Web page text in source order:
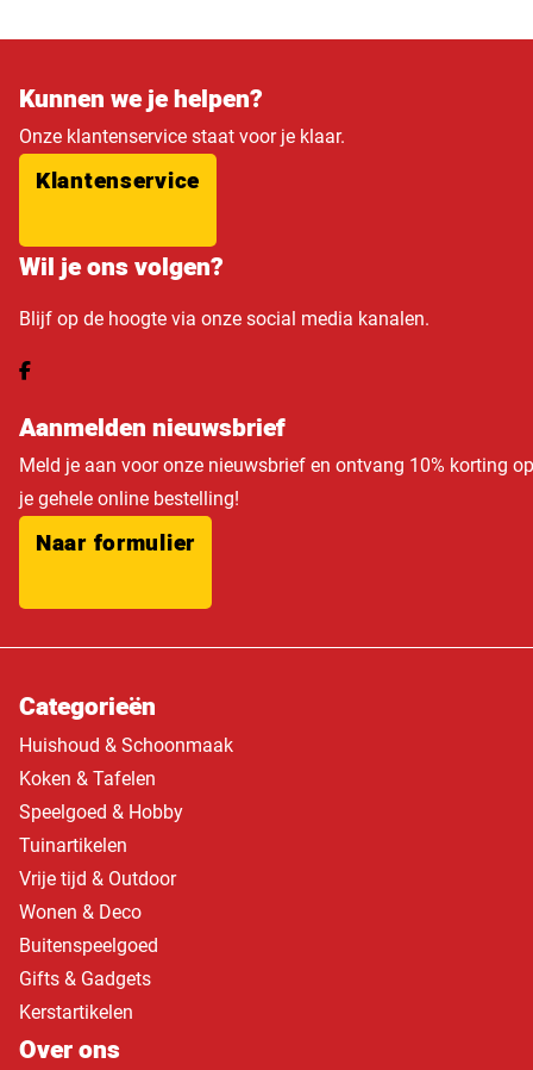
Kunnen we je helpen?
Onze klantenservice staat voor je klaar.
Klantenservice
Wil je ons volgen?
Blijf op de hoogte via onze social media kanalen.
Aanmelden nieuwsbrief
Meld je aan voor onze nieuwsbrief en ontvang 10% korting op
je gehele online bestelling!
Naar formulier
Categorieën
Huishoud & Schoonmaak
Koken & Tafelen
Speelgoed & Hobby
Tuinartikelen
Vrije tijd & Outdoor
Wonen & Deco
Buitenspeelgoed
Gifts & Gadgets
Kerstartikelen
Over ons